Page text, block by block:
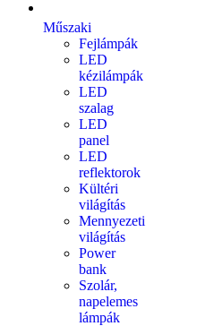
Műszaki
Fejlámpák
LED
kézilámpák
LED
szalag
LED
panel
LED
reflektorok
Kültéri
világítás
Mennyezeti
világítás
Power
bank
Szolár,
napelemes
lámpák